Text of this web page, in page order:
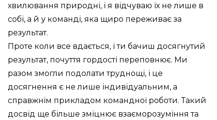
хвилювання природні, і я відчуваю їх не лише в
собі, а й у команді, яка щиро переживає за
результат.
Проте коли все вдається, і ти бачиш досягнутий
результат, почуття гордості переповнює. Ми
разом змогли подолати труднощі, і це
досягнення є не лише індивідуальним, а
справжнім прикладом командної роботи. Такий
досвід ще більше зміцнює взаєморозуміння та